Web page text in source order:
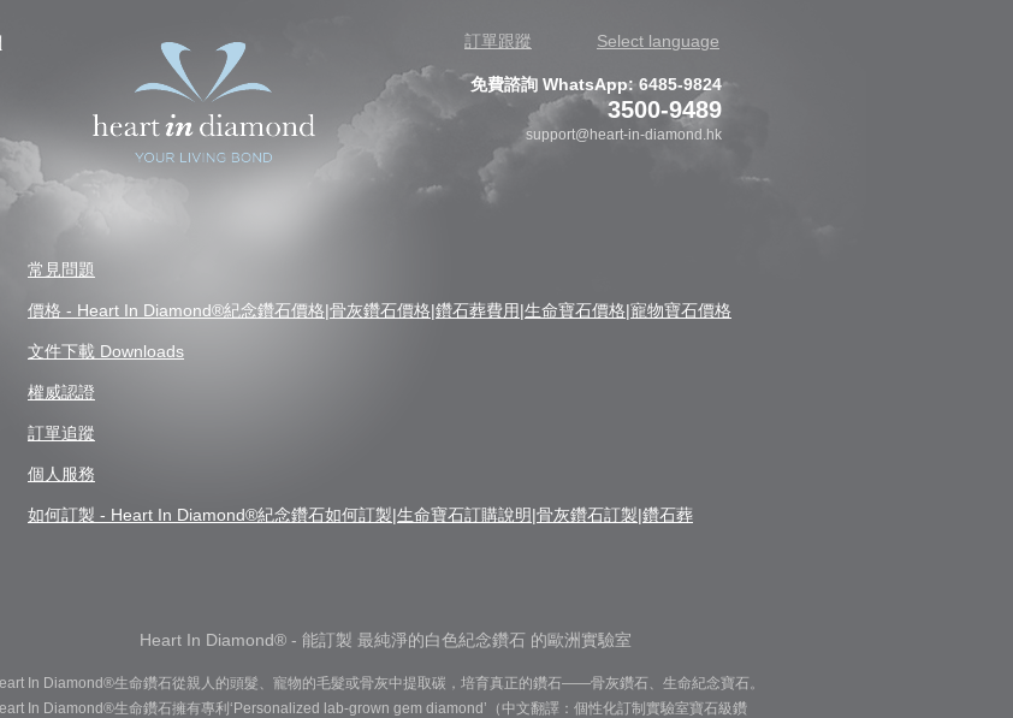
訂單跟蹤 Select language
免費諮詢 WhatsApp: 6485-9824
3500-9489
support@heart-in-diamond.hk
常見問題
價格 - Heart In Diamond®紀念鑽石價格|骨灰鑽石價格|鑽石葬費用|生命寶石價格|寵物寶石價格
文件下載 Downloads
權威認證
訂單追蹤
個人服務
如何訂製 - Heart In Diamond®紀念鑽石如何訂製|生命寶石訂購說明|骨灰鑽石訂製|鑽石葬
Heart In Diamond® - 能訂製 最純淨的白色紀念鑽石 的歐洲實驗室
In Diamond®生命鑽石從親人的頭髮、寵物的毛髮或骨灰中提取碳，培育真正的鑽石——骨灰鑽石、生命紀念寶石。
In Diamond®生命鑽石擁有專利‘Personalized lab-grown gem diamond’（中文翻譯：個性化訂制實驗室寶石級鑽